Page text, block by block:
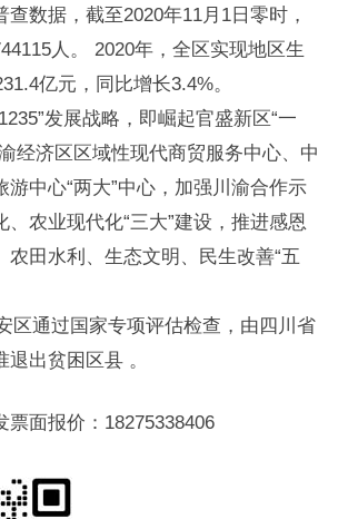
数据，截至2020年11月1日零时，
人。 2020年，全区实现地区生
亿元，同比增长3.4%。
发展战略，即崛起官盛新区“一
经济区区域性现代商贸服务中心、中
游中心“两大”中心，加强川渝合作示
、农业现代化“三大”建设，推进感恩
农田水利、生态文明、民生改善“五
区通过国家专项评估检查，由四川省
退出贫困区县 。
票面报价：18275338406